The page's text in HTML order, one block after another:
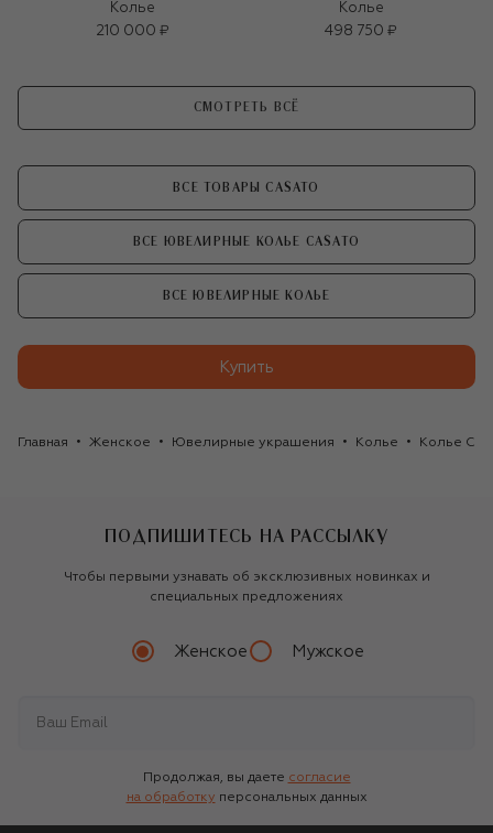
Колье
210 000 ₽
Колье
498 750 ₽
СМОТРЕТЬ ВСЁ
ВСЕ ТОВАРЫ CASATO
ВСЕ ЮВЕЛИРНЫЕ КОЛЬЕ CASATO
ВСЕ ЮВЕЛИРНЫЕ КОЛЬЕ
Купить
Главная Женское Ювелирные украшения Колье Колье
ПОДПИШИТЕСЬ НА РАССЫЛКУ
Чтобы первыми узнавать об эксклюзивных новинках и
специальных предложениях
Женское Мужское
Продолжая, вы даете согласие
на обработку персональных данных